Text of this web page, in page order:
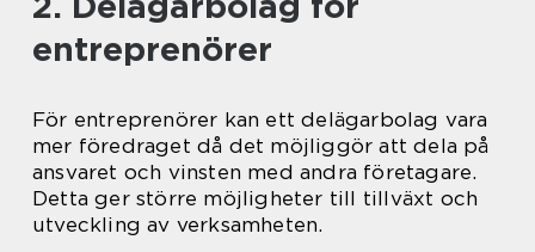
entreprenörer
För entreprenörer kan ett delägarbolag vara
mer föredraget då det möjliggör att dela på
ansvaret och vinsten med andra företagare.
Detta ger större möjligheter till tillväxt och
utveckling av verksamheten.